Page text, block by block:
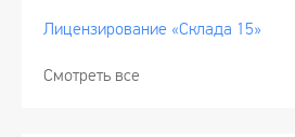
Лицензирование «Склада 15»
Смотреть все